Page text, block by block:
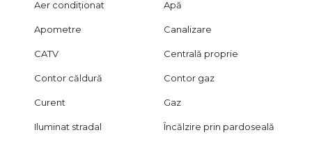
Aer condiționat Apă
Apometre Canalizare
CATV Centrală proprie
Contor căldură Contor gaz
Curent Gaz
Iluminat stradal Încălzire prin pardoseală